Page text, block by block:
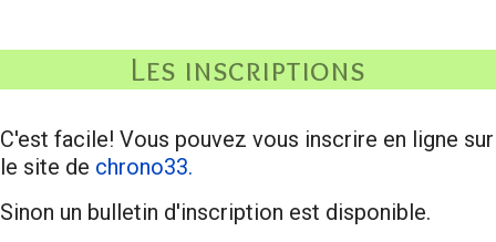
Les inscriptions
C'est facile! Vous pouvez vous inscrire en ligne sur
le site de chrono33.
Sinon un bulletin d'inscription est disponible.